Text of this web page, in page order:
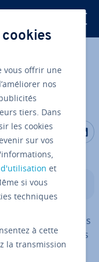
un
Partager
Facebook,
seulement dans
Facebook. Si vous
devriez au moins
vous offrir une
nos
tiers. Dans
les cookies
sur vos
et
si vous
techniques
à cette
la transmission